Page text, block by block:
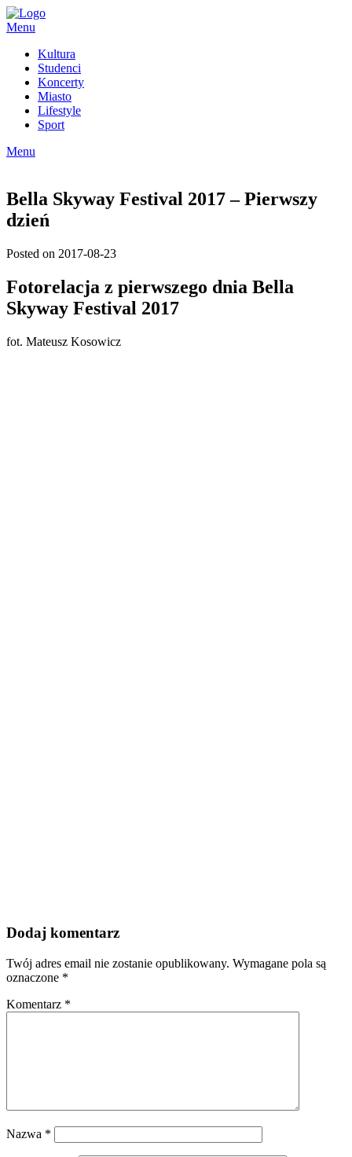
Skip
to
Menu
Kultura
Studenci
Koncerty
Miasto
Lifestyle
Sport
Menu
Bella Skyway Festival 2017 – Pierwszy
dzień
Posted on 2017-08-23
Fotorelacja z pierwszego dnia Bella
Skyway Festival 2017
fot. Mateusz Kosowicz
Dodaj komentarz
Twój adres email nie zostanie opublikowany. Wymagane pola są
oznaczone *
Komentarz *
Nazwa *